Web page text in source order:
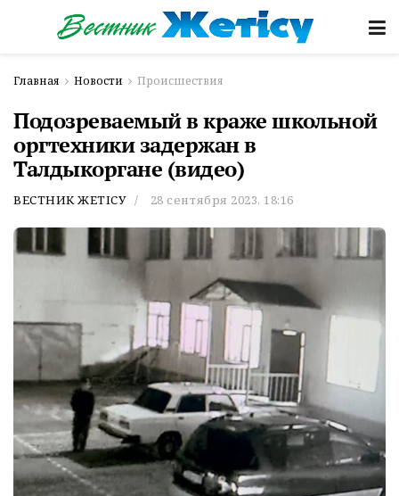
Главная Новости Происшествия
Подозреваемый в краже школьной
оргтехники задержан в
Талдыкоргане (видео)
ВЕСТНИК ЖЕТІСУ 28 сентября 2023, 18:16